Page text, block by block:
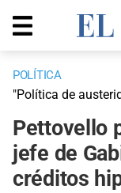
POLÍTICA
"Política de
Pettovello
jefe de
créditos